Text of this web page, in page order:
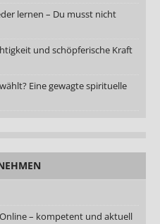
lernen – Du musst nicht
und schöpferische Kraft
Eine gewagte spirituelle
– kompetent und aktuell